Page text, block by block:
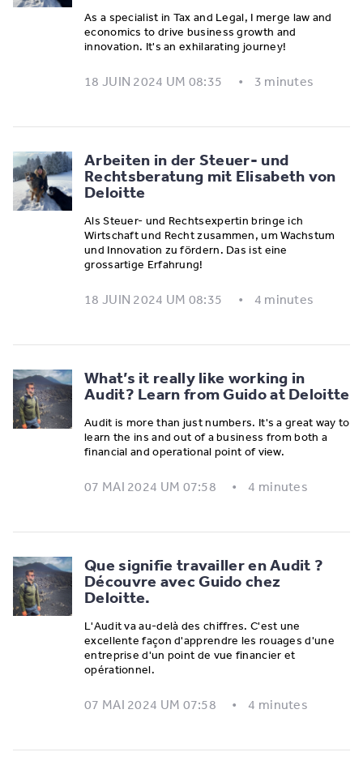
As a specialist in Tax and Legal, I merge law and
economics to drive business growth and
innovation. It's an exhilarating journey!
18 JUIN 2024 UM 08:35 3 minutes
Arbeiten in der Steuer- und
Rechtsberatung mit Elisabeth von
Deloitte
Als Steuer- und Rechtsexpertin bringe ich
Wirtschaft und Recht zusammen, um Wachstum
und Innovation zu fördern. Das ist eine
grossartige Erfahrung!
18 JUIN 2024 UM 08:35 4 minutes
What’s it really like working in
Audit? Learn from Guido at Deloitte
Audit is more than just numbers. It's a great way to
learn the ins and out of a business from both a
financial and operational point of view.
07 MAI 2024 UM 07:58 4 minutes
Que signifie travailler en Audit ?
Découvre avec Guido chez
Deloitte.
L'Audit va au-delà des chiffres. C'est une
excellente façon d'apprendre les rouages d'une
entreprise d'un point de vue financier et
opérationnel.
07 MAI 2024 UM 07:58 4 minutes